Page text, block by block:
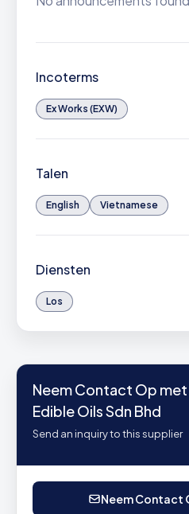
Incoterms
Ex Works (EXW)
Talen
English Vietnamese
Diensten
Los
Neem Contact Op met
Edible Oils Sdn Bhd
Send an inquiry to this supplier
Neem Contact